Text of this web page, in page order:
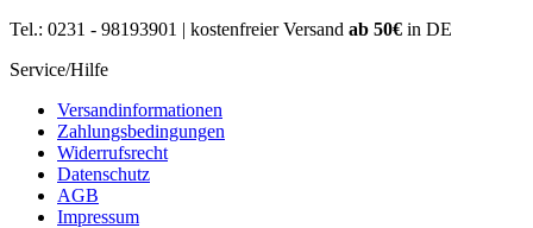
Tel.: 0231 - 98193901 | kostenfreier Versand ab 50€ in DE
Service/Hilfe
Versandinformationen
Zahlungsbedingungen
Widerrufsrecht
Datenschutz
AGB
Impressum